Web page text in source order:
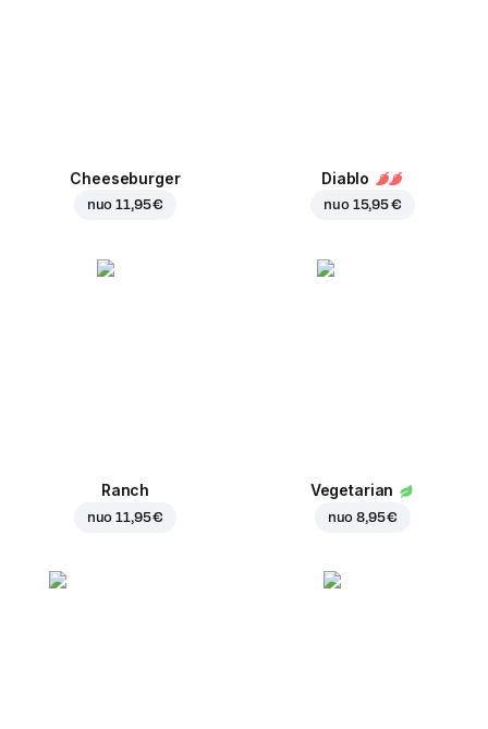
Cheeseburger
nuo11,95 €
Diablo
nuo 15,95 €
Ranch
nuo11,95 €
Vegetarian
nuo8,95 €